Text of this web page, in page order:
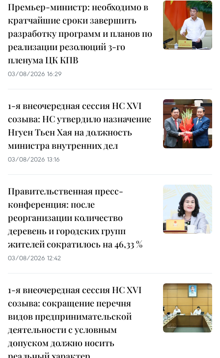
Премьер-министр: необходимо в
кратчайшие сроки завершить
разработку программ и планов по
реализации резолюций 3-го
пленума ЦК КПВ
03/08/2026 16:29
1-я внеочередная сессия НС XVI
созыва: НС утвердило назначение
Нгуен Тьен Хая на должность
министра внутренних дел
03/08/2026 13:16
Правительственная пресс-
конференция: после
реорганизации количество
деревень и городских групп
жителей сократилось на 46,33 %
03/08/2026 12:42
1-я внеочередная сессия НС XVI
созыва: сокращение перечня
видов предпринимательской
деятельности с условным
допуском должно носить